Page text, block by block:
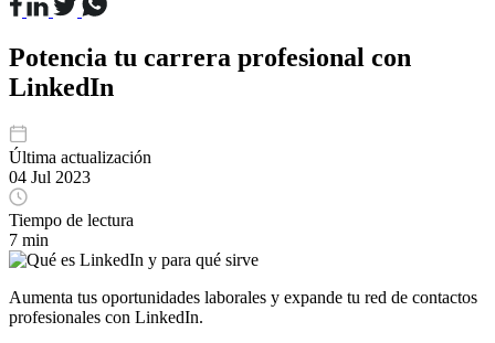
Potencia tu carrera profesional con
LinkedIn
Última actualización
04 Jul 2023
Tiempo de lectura
7 min
Aumenta tus oportunidades laborales y expande tu red de contactos
profesionales con LinkedIn.